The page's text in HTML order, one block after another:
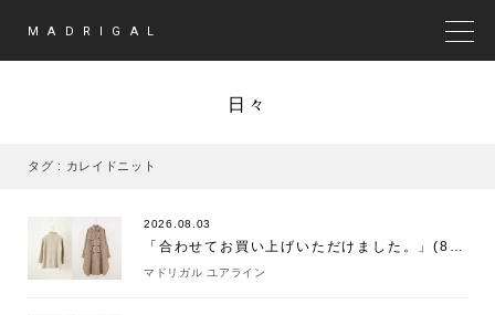
MADRIGAL
日々
タグ : カレイドニット
2026.08.03
「合わせてお買い上げいただけました。」(8/3)
マドリガル ユアライン